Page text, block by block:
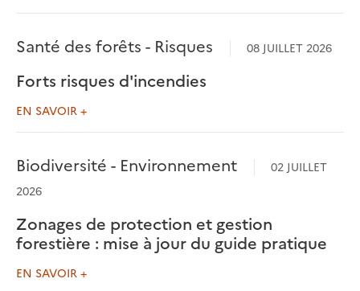
Santé des forêts - Risques 08 JUILLET 2026
Forts risques d'incendies
EN SAVOIR +
Biodiversité - Environnement
02 JUILLET
2026
Zonages de protection et gestion
forestière : mise à jour du guide pratique
EN SAVOIR +